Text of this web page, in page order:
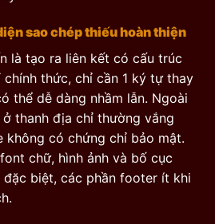
sao chép thiếu hoàn thiện
là tạo ra liên kết có cấu trúc
thức, chỉ cần 1 ký tự thay
thể dễ dàng nhầm lẫn. Ngoài
thanh địa chỉ thường vắng
không có chứng chỉ bảo mật.
chữ, hình ảnh và bố cục
đặc biệt, các phần footer ít khi